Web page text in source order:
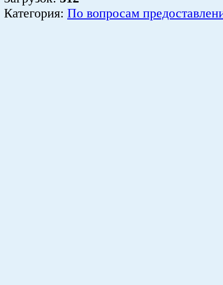
Категория: По вопросам